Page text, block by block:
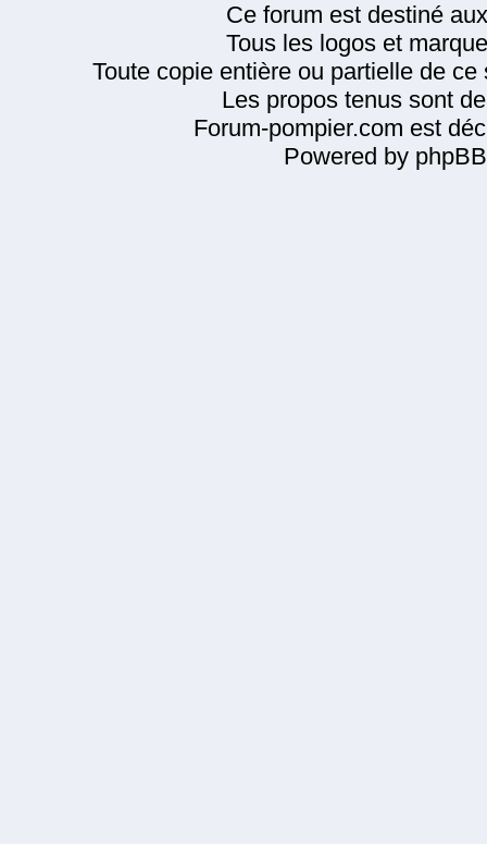
Ce forum est destiné
Tous les logos et
Toute copie entière ou partielle de
Les propos tenus sont
Forum-pompier.com est
Powered by